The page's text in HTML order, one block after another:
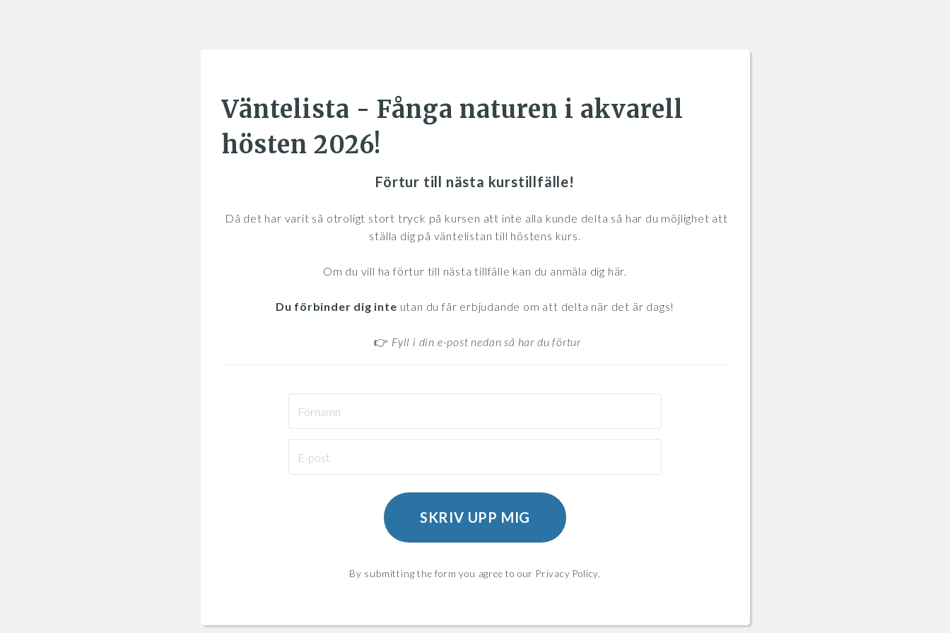
Väntelista - Fånga naturen i akvarell
hösten 2026!
Förtur till nästa kurstillfälle!
Då det har varit så otroligt stort tryck på kursen att inte alla kunde delta så har du möjlighet att
ställa dig på väntelistan till höstens kurs.
Om du vill ha förtur till nästa tillfälle kan du anmäla dig här.
Du förbinder dig inte utan du får erbjudande om att delta när det är dags!
👉 Fyll i din e-post nedan så har du förtur
SKRIV UPP MIG
By submitting the form you agree to our Privacy Policy.